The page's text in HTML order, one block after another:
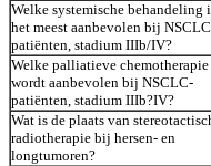
Welke systemische behandeling
het meest aanbevolen bij
patiënten, stadium IIIb/IV?
Welke palliatieve chemotherapie
wordt aanbevolen bij NSCLC-
patiënten, stadium IIIb?IV?
Wat is de plaats van
radiotherapie bij hersen- en
longtumoren?